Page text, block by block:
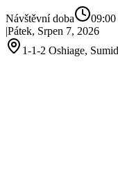
Návštěvní doba
|Pátek, Srpen 7, 2026
1-1-2 Oshiage,